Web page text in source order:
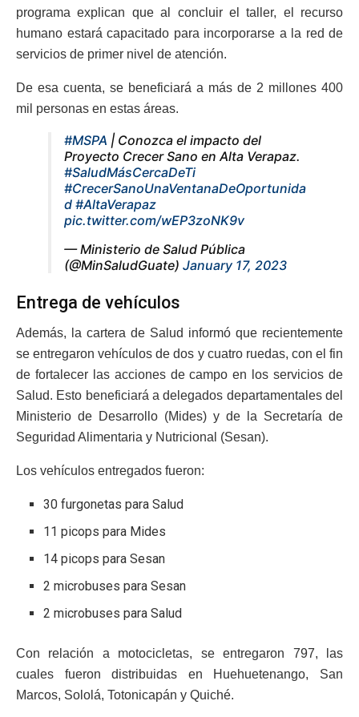
programa explican que al concluir el taller, el recurso
humano estará capacitado para incorporarse a la red de
servicios de primer nivel de atención.
De esa cuenta, se beneficiará a más de 2 millones 400
mil personas en estas áreas.
#MSPA | Conozca el impacto del
Proyecto Crecer Sano en Alta Verapaz.
#SaludMásCercaDeTi
#CrecerSanoUnaVentanaDeOportunida
d #AltaVerapaz
pic.twitter.com/wEP3zoNK9v
— Ministerio de Salud Pública
(@MinSaludGuate) January 17, 2023
Entrega de vehículos
Además, la cartera de Salud informó que recientemente
se entregaron vehículos de dos y cuatro ruedas, con el fin
de fortalecer las acciones de campo en los servicios de
Salud. Esto beneficiará a delegados departamentales del
Ministerio de Desarrollo (Mides) y de la Secretaría de
Seguridad Alimentaria y Nutricional (Sesan).
Los vehículos entregados fueron:
30 furgonetas para Salud
11 picops para Mides
14 picops para Sesan
2 microbuses para Sesan
2 microbuses para Salud
Con relación a motocicletas, se entregaron 797, las
cuales fueron distribuidas en Huehuetenango, San
Marcos, Sololá, Totonicapán y Quiché.